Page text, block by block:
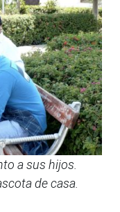
a sus hijos.
de casa.